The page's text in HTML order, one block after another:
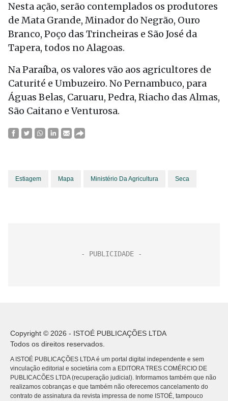
Nesta ação, serão contemplados os produtores
de Mata Grande, Minador do Negrão, Ouro
Branco, Poço das Trincheiras e São José da
Tapera, todos no Alagoas.
Na Paraíba, os valores vão aos agricultores de
Caturité e Umbuzeiro. No Pernambuco, para
Águas Belas, Caruaru, Pedra, Riacho das Almas,
São Caitano e Venturosa.
Estiagem Mapa Ministério Da Agricultura Seca
Copyright © 2026 - ISTOÉ PUBLICAÇÕES LTDA
Todos os direitos reservados.
A ISTOÉ PUBLICAÇÕES LTDA é um portal digital independente e sem
vinculação editorial e societária com a EDITORA TRES COMÉRCIO DE
PUBLICACÕES LTDA (recuperação judicial). Informamos também que não
realizamos cobranças e que também não oferecemos cancelamento do
contrato de assinatura da revista impressa de nome ISTOÉ, tampouco